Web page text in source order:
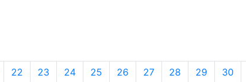
22 23 24 25 26 27 28 29 30